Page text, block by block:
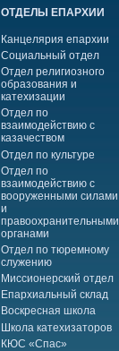
ОТДЕЛЫ ЕПАРХИИ
Канцелярия епархии
Социальный отдел
Отдел религиозного
образования и
катехизации
Отдел по
взаимодействию с
казачеством
Отдел по культуре
Отдел по
взаимодействию с
вооруженными силами
и
правоохранительными
органами
Отдел по тюремному
служению
Миссионерский отдел
Епархиальный склад
Воскресная школа
Школа катехизаторов
КЮС «Спас»